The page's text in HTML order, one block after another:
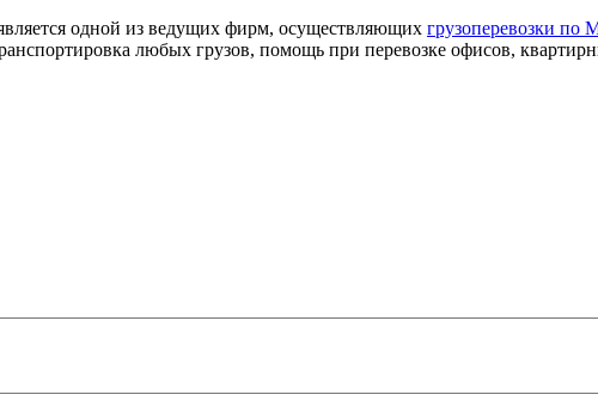
одной из ведущих фирм, осуществляющих грузоперевозки по
любых грузов, помощь при перевозке офисов,